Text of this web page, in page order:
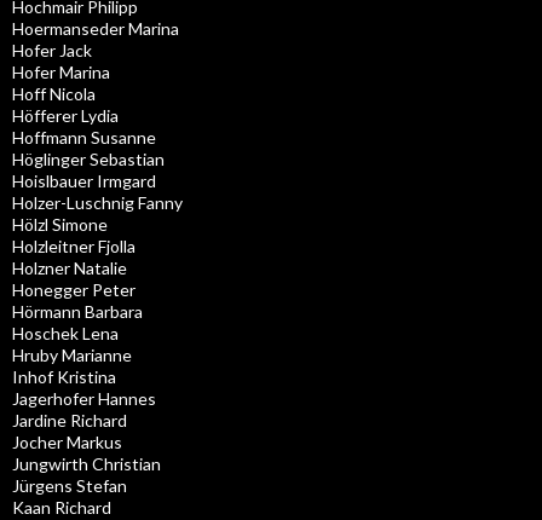
Hochmair Philipp
Hoermanseder Marina
Hofer Jack
Hofer Marina
Hoff Nicola
Höfferer Lydia
Hoffmann Susanne
Höglinger Sebastian
Hoislbauer Irmgard
Holzer-Luschnig Fanny
Hölzl Simone
Holzleitner Fjolla
Holzner Natalie
Honegger Peter
Hörmann Barbara
Hoschek Lena
Hruby Marianne
Inhof Kristina
Jagerhofer Hannes
Jardine Richard
Jocher Markus
Jungwirth Christian
Jürgens Stefan
Kaan Richard